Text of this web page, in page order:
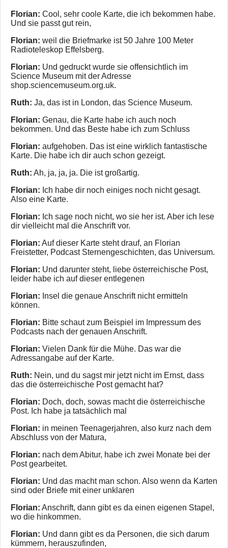
Florian: Cool, sehr coole Karte, die ich bekommen habe.
Und sie passt gut rein,
Florian: weil die Briefmarke ist 50 Jahre 100 Meter
Radioteleskop Effelsberg.
Florian: Und gedruckt wurde sie offensichtlich im
Science Museum mit der Adresse
shop.sciencemuseum.org.uk.
Ruth: Ja, das ist in London, das Science Museum.
Florian: Genau, die Karte habe ich auch noch
bekommen. Und das Beste habe ich zum Schluss
Florian: aufgehoben. Das ist eine wirklich fantastische
Karte. Die habe ich dir auch schon gezeigt.
Ruth: Ah, ja, ja, ja. Die ist großartig.
Florian: Ich habe dir noch einiges noch nicht gesagt.
Also eine Karte.
Florian: Ich sage noch nicht, wo sie her ist. Aber ich lese
dir vielleicht mal die Anschrift vor.
Florian: Auf dieser Karte steht drauf, an Florian
Freistetter, Podcast Sternengeschichten, das Universum.
Florian: Und darunter steht, liebe österreichische Post,
leider habe ich auf dieser entlegenen
Florian: Insel die genaue Anschrift nicht ermitteln
können.
Florian: Bitte schaut zum Beispiel im Impressum des
Podcasts nach der genauen Anschrift.
Florian: Vielen Dank für die Mühe. Das war die
Adressangabe auf der Karte.
Ruth: Nein, und du sagst mir jetzt nicht im Ernst, dass
das die österreichische Post gemacht hat?
Florian: Doch, doch, sowas macht die österreichische
Post. Ich habe ja tatsächlich mal
Florian: in meinen Teenagerjahren, also kurz nach dem
Abschluss von der Matura,
Florian: nach dem Abitur, habe ich zwei Monate bei der
Post gearbeitet.
Florian: Und das macht man schon. Also wenn da Karten
sind oder Briefe mit einer unklaren
Florian: Anschrift, dann gibt es da einen eigenen Stapel,
wo die hinkommen.
Florian: Und dann gibt es da Personen, die sich darum
kümmern, herauszufinden,